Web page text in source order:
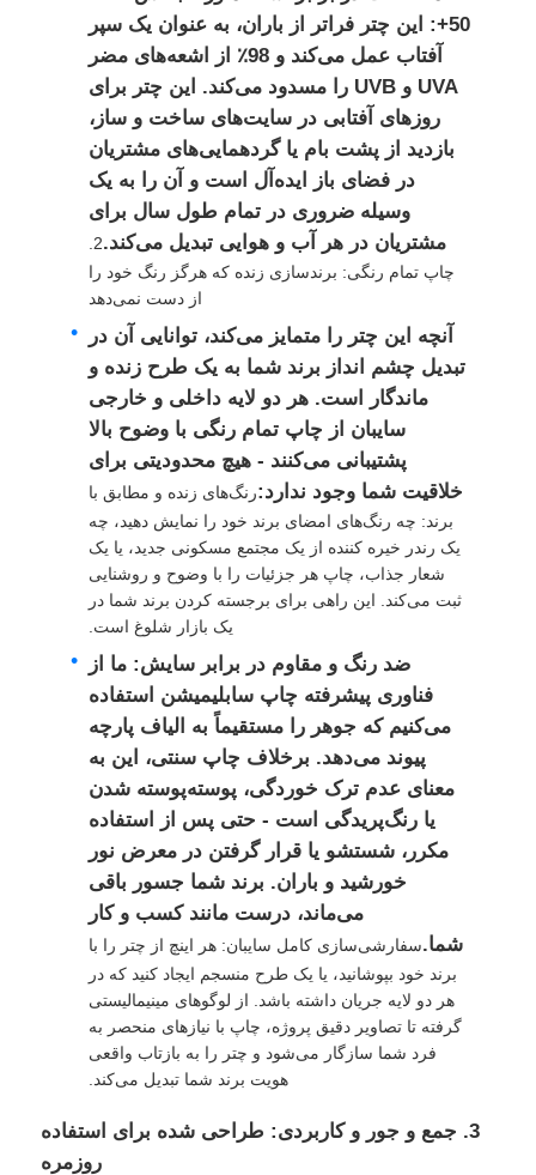
چترهای پیاده روی
چترهای جمع و جور
چترهای تبلیغاتی
چترهای باز اتوماتیک
چترهای برعکس
چترهای چوبی
چترهای مقاوم در برابر اشعه UV
چتر بچه گانه
چترهای خلاقانه
50+: این چتر فراتر از باران، به عنوان یک سپر
آفتاب عمل می‌کند و 98٪ از اشعه‌های مضر
UVA و UVB را مسدود می‌کند. این چتر برای
روزهای آفتابی در سایت‌های ساخت و ساز،
بازدید از پشت بام یا گردهمایی‌های مشتریان
در فضای باز ایده‌آل است و آن را به یک
وسیله ضروری در تمام طول سال برای
مشتریان در هر آب و هوایی تبدیل می‌کند.
چاپ تمام رنگی: برندسازی زنده که هرگز رنگ خود را
از دست نمی‌دهد
آنچه این چتر را متمایز می‌کند، توانایی آن در
تبدیل چشم انداز برند شما به یک طرح زنده و
ماندگار است. هر دو لایه داخلی و خارجی
سایبان از چاپ تمام رنگی با وضوح بالا
پشتیبانی می‌کنند - هیچ محدودیتی برای
خلاقیت شما وجود ندارد:رنگ‌های زنده و مطابق با
برند: چه رنگ‌های امضای برند خود را نمایش دهید، چه
یک رندر خیره کننده از یک مجتمع مسکونی جدید، یا یک
شعار جذاب، چاپ هر جزئیات را با وضوح و روشنایی
ثبت می‌کند. این راهی برای برجسته کردن برند شما در
یک بازار شلوغ است.
ضد رنگ و مقاوم در برابر سایش: ما از
فناوری پیشرفته چاپ سابلیمیشن استفاده
می‌کنیم که جوهر را مستقیماً به الیاف پارچه
پیوند می‌دهد. برخلاف چاپ سنتی، این به
معنای عدم ترک خوردگی، پوسته‌پوسته شدن
یا رنگ‌پریدگی است - حتی پس از استفاده
مکرر، شستشو یا قرار گرفتن در معرض نور
خورشید و باران. برند شما جسور باقی
می‌ماند، درست مانند کسب و کار
شما.سفارشی‌سازی کامل سایبان: هر اینچ از چتر را با
برند خود بپوشانید، یا یک طرح منسجم ایجاد کنید که در
هر دو لایه جریان داشته باشد. از لوگوهای مینیمالیستی
گرفته تا تصاویر دقیق پروژه، چاپ با نیازهای منحصر به
فرد شما سازگار می‌شود و چتر را به بازتاب واقعی
هویت برند شما تبدیل می‌کند.
3. جمع و جور و کاربردی: طراحی شده برای استفاده
روزمره